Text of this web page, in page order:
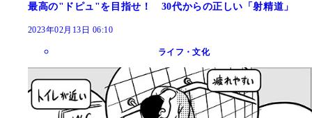
最高の"ドピュ"を目指せ！ 30代からの正しい「射精道」
2023年02月13日 06:10
ライフ・文化